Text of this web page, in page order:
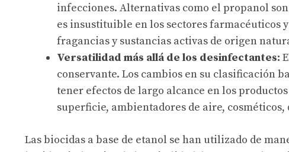
infecciones. Alternativas como el propanol
es insustituible en los sectores farmacéuticos
fragancias y sustancias activas de origen
Versatilidad más allá de los desinfectantes:
conservante. Los cambios en su clasificación
tener efectos de largo alcance en los
superficie, ambientadores de aire,
Las biocidas a base de etanol se han utilizado de